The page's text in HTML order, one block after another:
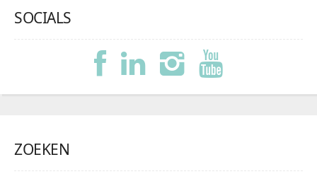
SOCIALS
ZOEKEN